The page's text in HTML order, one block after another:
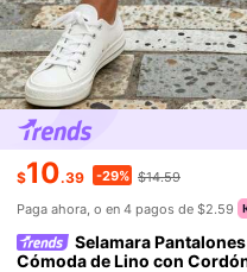
$10.39 -29% $14.59
Paga ahora, o en 4 pagos de $2.59
Selamara
Cómoda de Lino con